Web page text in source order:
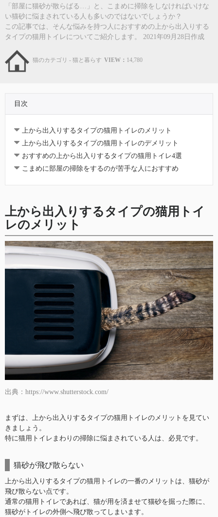
「部屋に猫砂が散らばる…」と、こまめに掃除をしなければいけな
い猫砂に悩まされている人も多いのではないでしょうか？
この記事では、そんな悩みを持つ人におすすめの上から出入りする
タイプの猫用トイレについてご紹介します。 2021年09月28日作成
猫のカテゴリ - 猫と暮らす VIEW： 14,780
目次
上から出入りするタイプの猫用トイレのメリット
上から出入りするタイプの猫用トイレのデメリット
おすすめの上から出入りするタイプの猫用トイレ4選
こまめに部屋の掃除をするのが苦手な人におすすめ
上から出入りするタイプの猫用トイ
レのメリット
出典：https://www.shutterstock.com/
まずは、上から出入りするタイプの猫用トイレのメリットを見てい
きましょう。
特に猫用トイレまわりの掃除に悩まされている人は、必見です。
猫砂が飛び散らない
上から出入りするタイプの猫用トイレの一番のメリットは、猫砂が
飛び散らない点です。
通常の猫用トイレであれば、猫が用を済ませて猫砂を掘った際に、
猫砂がトイレの外側へ飛び散ってしまいます。